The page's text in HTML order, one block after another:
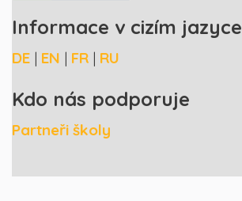
Informace v cizím jazyce
DE | EN | FR | RU
Kdo nás podporuje
Partneři školy